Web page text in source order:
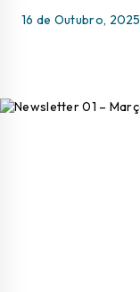
16 de Outubro, 2025